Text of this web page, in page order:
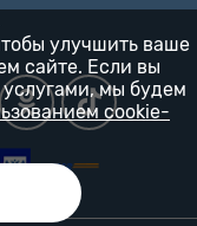
улучшить ваше
сайте. Если вы
мы будем
cookie-